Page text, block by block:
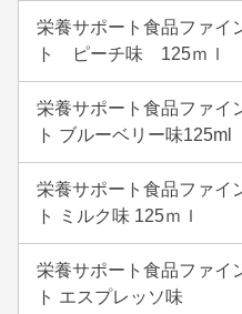
栄養サポート食品ファイ
ト ピーチ味 125ｍｌ
栄養サポート食品ファイ
ト ブルーベリー味125ml
栄養サポート食品ファイ
ト ミルク味 125ｍｌ
栄養サポート食品ファイ
ト エスプレッソ味